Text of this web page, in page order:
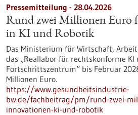
Pressemitteilung - 28.04.2026
Rund zwei Millionen Euro
in KI und Robotik
Das Ministerium für Wirtschaft,
das „Reallabor für rechtskonforme KI
Fortschrittszentrum“ bis Februar
Millionen Euro.
https://www.gesundheitsindustrie-
bw.de/fachbeitrag/pm/rund-zwei-
innovationen-ki-und-robotik